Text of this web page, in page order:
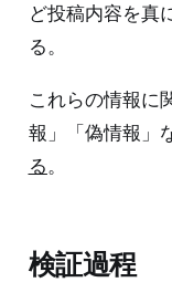
ど投稿内容を真
る。
これらの情報に
報」「偽情報」
る 。
検証過程